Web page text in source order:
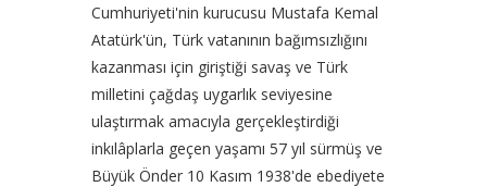
Cumhuriyeti'nin kurucusu Mustafa Kemal
Atatürk'ün, Türk vatanının bağımsızlığını
kazanması için giriştiği savaş ve Türk
milletini çağdaş uygarlık seviyesine
ulaştırmak amacıyla gerçekleştirdiği
inkılâplarla geçen yaşamı 57 yıl sürmüş ve
Büyük Önder 10 Kasım 1938'de ebediyete